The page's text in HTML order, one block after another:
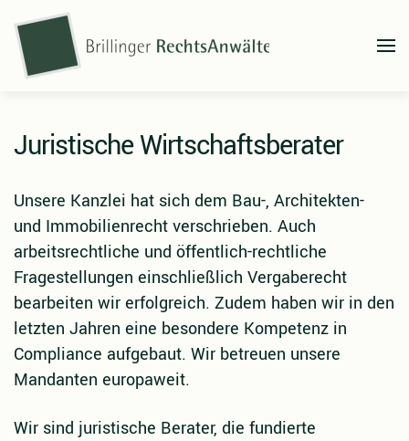
Zum Hauptinhalt springen
Juristische Wirtschaftsberater
Unsere Kanzlei hat sich dem Bau-, Architekten-
und Immobilienrecht verschrieben. Auch
arbeitsrechtliche und öffentlich-rechtliche
Fragestellungen einschließlich Vergaberecht
bearbeiten wir erfolgreich. Zudem haben wir in den
letzten Jahren eine besondere Kompetenz in
Compliance aufgebaut. Wir betreuen unsere
Mandanten europaweit.
Wir sind juristische Berater, die fundierte